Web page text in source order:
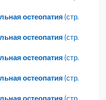
остеопатия(стр.
остеопатия(стр.
остеопатия(стр.
остеопатия(стр.